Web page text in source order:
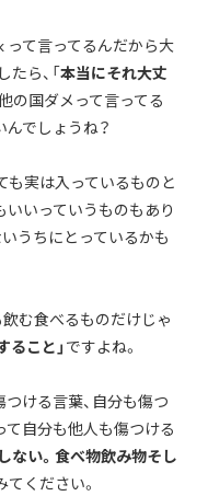
って言ってるんだから大
ら、「本当にそれ大丈
の国ダメって言ってる
でしょうね？
も実は入っているものと
いっていうものもあり
うちにとっているかも
飲む食べるものだけじゃ
ること」ですよね。
ける言葉、自分も傷つ
て自分も他人も傷つける
ない。食べ物飲み物そし
ください。